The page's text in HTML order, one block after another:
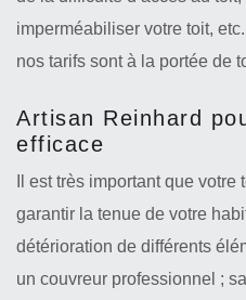
imperméabiliser votre toit,
nos tarifs sont à la portée de
Artisan Reinhard
efficace
Il est très important que
garantir la tenue de votre
détérioration de différents
un couvreur professionnel ;